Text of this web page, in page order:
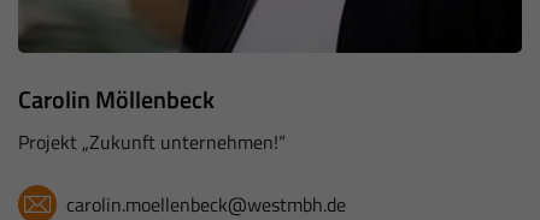
Carolin Möllenbeck
Projekt „Zukunft unternehmen!“
carolin.moellenbeck@westmbh.de